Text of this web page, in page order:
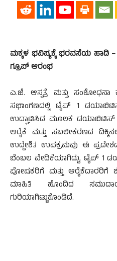
ಮಕ್ಕಳ ಭವಿಷ್ಯಕ್ಕೆ ಭರವಸೆಯ
ಗ್ರೂಪ್ ಆರಂಭ
ಎ.ಜೆ. ಆಸ್ಪತ್ರೆ ಮತ್ತು ಸಂಶೋಧನಾ
ಸಭಾಂಗಣದಲ್ಲಿ ಟೈಪ್ 1
ಉದ್ಘಾಟಿಸಿದ ಮೂಲಕ
ಆರೈಕೆ ಮತ್ತು ಸಬಲೀಕರಣದ
ಉದ್ದೇಶಿತ ಉಪಕ್ರಮವು ಈ
ಬೆಂಬಲ ವೇದಿಕೆಯಾಗಿದ್ದು, ಟೈಪ್ 1
ಪೋಷಕರಿಗೆ ಮತ್ತು ಆರೈಕೆದಾರರಿಗೆ
ಮಾಹಿತಿ ಹೊಂದಿದ
ಗುರಿಯಾಗಿಟ್ಟುಕೊಂಡಿದೆ.